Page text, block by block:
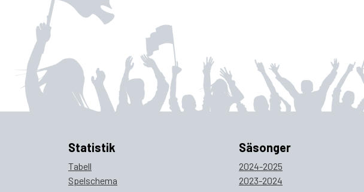
Statistik
Tabell
Spelschema
Säsonger
2024-2025
2023-2024